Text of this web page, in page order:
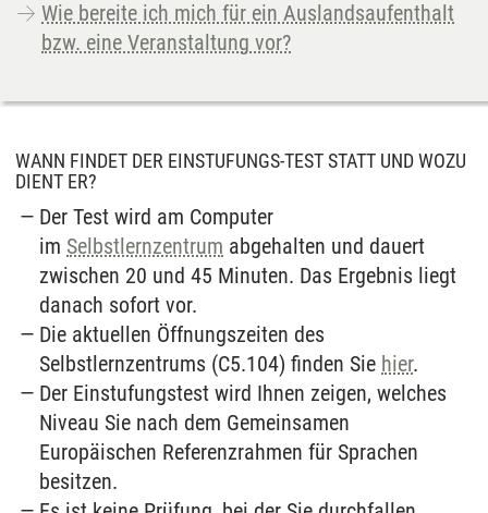
Wie bereite ich mich für ein Auslandsaufenthalt
bzw. eine Veranstaltung vor?
WANN FINDET DER EINSTUFUNGS-TEST STATT UND WOZU
DIENT ER?
Der Test wird am Computer
im Selbstlernzentrum abgehalten und dauert
zwischen 20 und 45 Minuten. Das Ergebnis liegt
danach sofort vor.
Die aktuellen Öffnungszeiten des
Selbstlernzentrums (C5.104) finden Sie hier.
Der Einstufungstest wird Ihnen zeigen, welches
Niveau Sie nach dem Gemeinsamen
Europäischen Referenzrahmen für Sprachen
besitzen.